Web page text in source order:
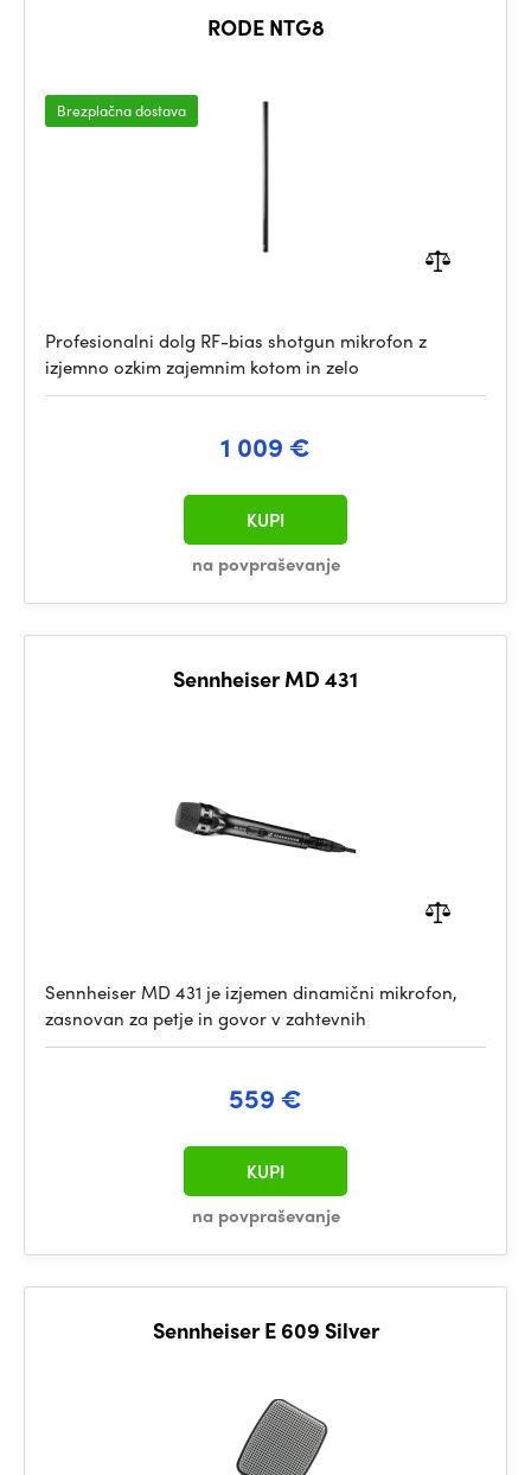
RODE NTG8
Brezplačna dostava
Profesionalni dolg RF-bias shotgun mikrofon z
izjemno ozkim zajemnim kotom in zelo
1 009 €
na povpraševanje
KUPI
Sennheiser MD 431
Sennheiser MD 431 je izjemen dinamični mikrofon,
zasnovan za petje in govor v zahtevnih
559 €
na povpraševanje
KUPI
Sennheiser E 609 Silver